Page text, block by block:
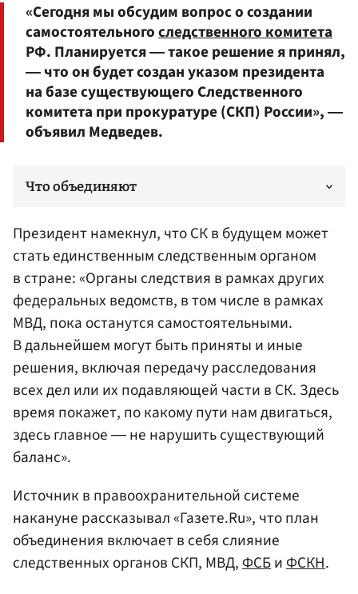
«Сегодня мы обсудим вопрос о создании
самостоятельногоследственного комитета
РФ. Планируется ― такое решение я принял,
― что он будет создан указом президента
на базе существующего Следственного
комитета при прокуратуре (СКП) России», ―
объявил Медведев.
Что объединяют
Президент намекнул, что СК в будущем может
стать единственным следственным органом
в стране: «Органы следствия в рамках других
федеральных ведомств, в том числе в рамках
МВД, пока останутся самостоятельными.
В дальнейшем могут быть приняты и иные
решения, включая передачу расследования
всех дел или их подавляющей части в СК. Здесь
время покажет, по какому пути нам двигаться,
здесь главное ― не нарушить существующий
баланс».
Источник в правоохранительной системе
накануне рассказывал «Газете.Ru», что план
объединения включает в себя слияние
следственных органов СКП, МВД, ФСБи ФСКН.